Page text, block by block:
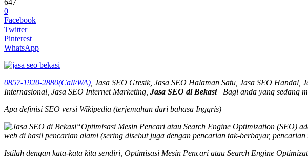
0
Facebook
Twitter
Pinterest
WhatsApp
0857-1920-2880(Call/WA) , Jasa SEO Gresik, Jasa SEO Halaman Satu, Jasa SEO
Internasional, Jasa SEO Internet Marketing, Jasa SEO di Bekasi| Bagi anda yang sedang
Apa definisi SEO versi Wikipedia (terjemahan dari bahasa Inggris)
“Optimisasi Mesin Pencari atau Search Engine Optimization (SEO)
web di hasil pencarian alami (sering disebut juga dengan pencarian tak-berbayar,
Istilah dengan kata-kata kita sendiri, Optimisasi Mesin Pencari atau Search Engine